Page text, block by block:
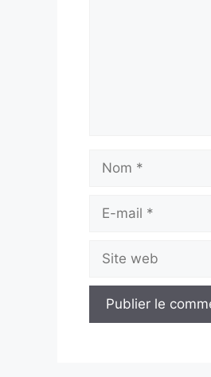
Nom
Site
web